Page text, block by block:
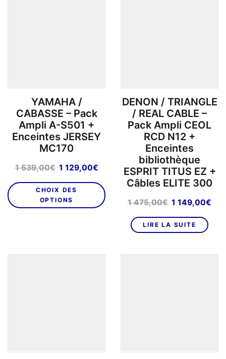
YAMAHA /
CABASSE – Pack
Ampli A-S501 +
Enceintes JERSEY
MC170
1 539,00€ Le
initial
était :
1
1 129,00€Le
actuel
est :
129,00€.
CHOIX DES
OPTIONS
DENON / TRIANGLE
/ REAL CABLE –
Pack Ampli CEOL
RCD N12 +
Enceintes
bibliothèque
ESPRIT TITUS EZ +
Câbles ELITE 300
1 475,00€ Le
initial
était :
1 149,00€
LIRE LA SUITE